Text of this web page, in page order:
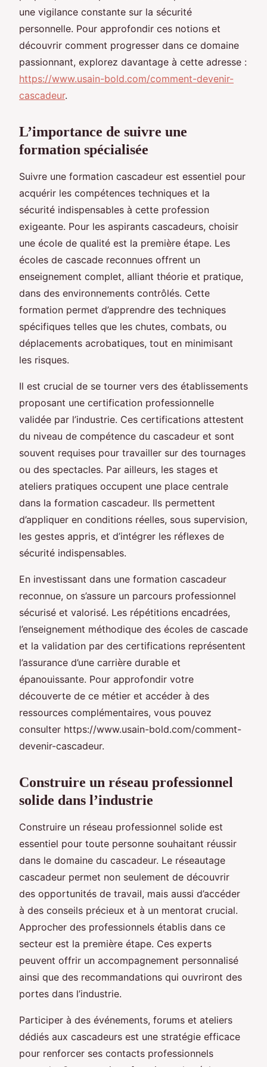
une vigilance constante sur la sécurité
personnelle. Pour approfondir ces notions et
découvrir comment progresser dans ce domaine
passionnant, explorez davantage à cette adresse :
https://www.usain-bold.com/comment-devenir-
cascadeur.
L’importance de suivre une
formation spécialisée
Suivre une formation cascadeur est essentiel pour
acquérir les compétences techniques et la
sécurité indispensables à cette profession
exigeante. Pour les aspirants cascadeurs, choisir
une école de qualité est la première étape. Les
écoles de cascade reconnues offrent un
enseignement complet, alliant théorie et pratique,
dans des environnements contrôlés. Cette
formation permet d’apprendre des techniques
spécifiques telles que les chutes, combats, ou
déplacements acrobatiques, tout en minimisant
les risques.
Il est crucial de se tourner vers des établissements
proposant une certification professionnelle
validée par l’industrie. Ces certifications attestent
du niveau de compétence du cascadeur et sont
souvent requises pour travailler sur des tournages
ou des spectacles. Par ailleurs, les stages et
ateliers pratiques occupent une place centrale
dans la formation cascadeur. Ils permettent
d’appliquer en conditions réelles, sous supervision,
les gestes appris, et d’intégrer les réflexes de
sécurité indispensables.
En investissant dans une formation cascadeur
reconnue, on s’assure un parcours professionnel
sécurisé et valorisé. Les répétitions encadrées,
l’enseignement méthodique des écoles de cascade
et la validation par des certifications représentent
l’assurance d’une carrière durable et
épanouissante. Pour approfondir votre
découverte de ce métier et accéder à des
ressources complémentaires, vous pouvez
consulter https://www.usain-bold.com/comment-
devenir-cascadeur.
Construire un réseau professionnel
solide dans l’industrie
Construire un réseau professionnel solide est
essentiel pour toute personne souhaitant réussir
dans le domaine du cascadeur. Le réseautage
cascadeur permet non seulement de découvrir
des opportunités de travail, mais aussi d’accéder
à des conseils précieux et à un mentorat crucial.
Approcher des professionnels établis dans ce
secteur est la première étape. Ces experts
peuvent offrir un accompagnement personnalisé
ainsi que des recommandations qui ouvriront des
portes dans l’industrie.
Participer à des événements, forums et ateliers
dédiés aux cascadeurs est une stratégie efficace
pour renforcer ses contacts professionnels